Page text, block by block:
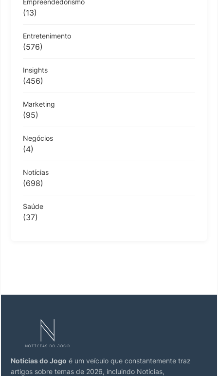
Empreendedorismo
(13)
Entretenimento
(576)
Insights
(456)
Marketing
(95)
Negócios
(4)
Notícias
(698)
Saúde
(37)
Notícias do Jogo é um veículo que constantemente traz
artigos sobre temas de 2026, incluindo Notícias,